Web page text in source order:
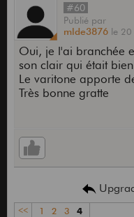
#60
Publié par
mlde3876 le 20
Oui, je l'ai branchée
son clair qui était
Le varitone apporte
Très bonne gratte
<< 1 2 3 4